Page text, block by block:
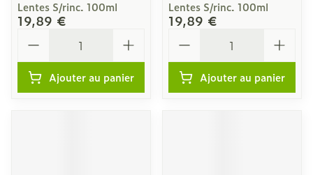
Lentes S/rinc. 100ml
19,89 €
Ajouter au panier
Lentes S/rinc. 100ml
19,89 €
Ajouter au panier